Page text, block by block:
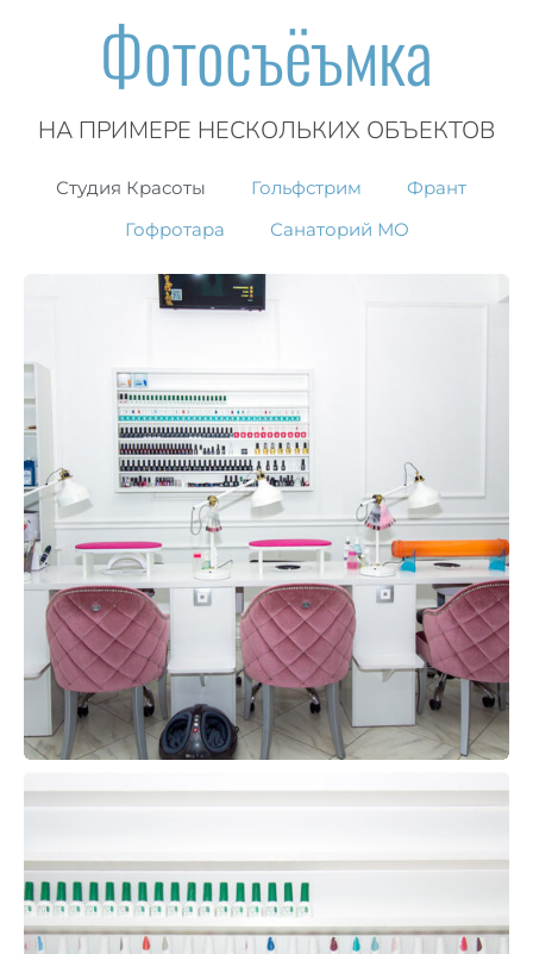
Фотосъёъмка
НА ПРИМЕРЕ НЕСКОЛЬКИХ ОБЪЕКТОВ
Студия Красоты Гольфстрим
Франт
Гофротара
Санаторий МО